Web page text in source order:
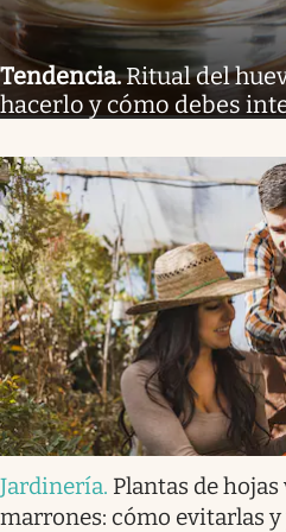
Tendencia.Ritual del
hacerlo y cómo debes
Jardinería. Plantas de
marrones: cómo evitarlas